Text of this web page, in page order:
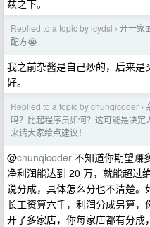
兹之下。
Replied to a topic by lcydsl › 开一家
配方😭
我之前杂酱是自己炒的，后来
好。
Replied to a topic by chunqicoder ›
吗？比起程序员如何？这可能是决
来请大家给点建议！
@chunqicoder 不知道你期望赚
净利润能达到 20 万，就能超过
说分成，具体怎么分也不清楚
长工资算六千，利润分成另算
开了多家店，你每家店都有分